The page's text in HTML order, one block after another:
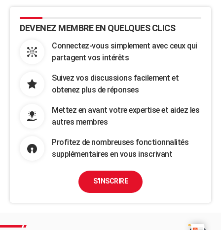
DEVENEZ MEMBRE EN QUELQUES CLICS
Connectez-vous simplement avec ceux qui
partagent vos intérêts
Suivez vos discussions facilement et
obtenez plus de réponses
Mettez en avant votre expertise et aidez les
autres membres
Profitez de nombreuses fonctionnalités
supplémentaires en vous inscrivant
S'INSCRIRE